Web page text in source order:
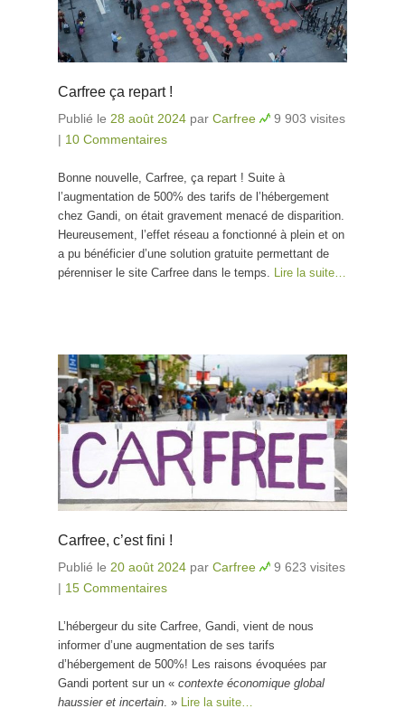
Carfree ça repart !
Publié le 28 août 2024 par Carfree
9 903 visites
| 10 Commentaires
Bonne nouvelle, Carfree, ça repart ! Suite à
l’augmentation de 500% des tarifs de l’hébergement
chez Gandi, on était gravement menacé de disparition.
Heureusement, l’effet réseau a fonctionné à plein et on
a pu bénéficier d’une solution gratuite permettant de
pérenniser le site Carfree dans le temps. Lire la suite…
Carfree, c’est fini !
Publié le 20 août 2024 par Carfree
9 623 visites
| 15 Commentaires
L’hébergeur du site Carfree, Gandi, vient de nous
informer d’une augmentation de ses tarifs
d’hébergement de 500%! Les raisons évoquées par
Gandi portent sur un « contexte économique global
haussier et incertain . » Lire la suite…